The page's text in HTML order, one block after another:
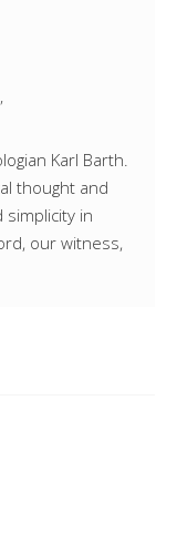
Karl Barth.
thought and
simplicity in
our witness,